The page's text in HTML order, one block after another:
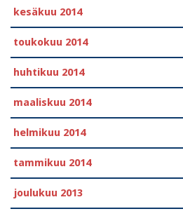
kesäkuu 2014
toukokuu 2014
huhtikuu 2014
maaliskuu 2014
helmikuu 2014
tammikuu 2014
joulukuu 2013